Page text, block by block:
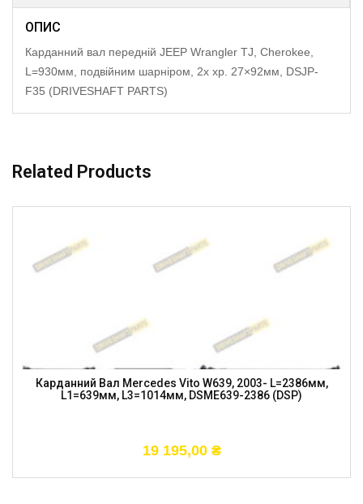
ОПИС
Карданний вал передній JEEP Wrangler TJ, Cherokee,
L=930мм, подвійним шарніром, 2x хр. 27×92мм, DSJP-
F35 (DRIVESHAFT PARTS)
Related Products
Карданний Вал Mercedes Vito W639, 2003- L=2386мм,
L1=639мм, L3=1014мм, DSME639-2386 (DSP)
19 195,00 ₴